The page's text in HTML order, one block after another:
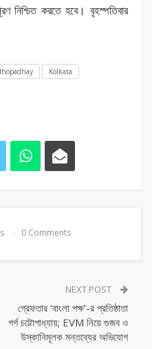
নিশ্চিত করতে হবে। বৃহস্পতিবার
Kolkata
0 Comments
NEXT POST
গ্রেফতার ‘বাংলা পক্ষ’-র প্রতিষ্ঠাতা
গর্গ চট্টোপাধ্যায়; EVM নিয়ে গুজব ও
উস্কানিমূলক মন্তব্যের অভিযোগ